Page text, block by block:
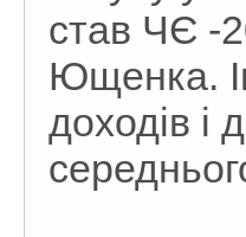
став ЧЄ -
Ющенка.
доходів і